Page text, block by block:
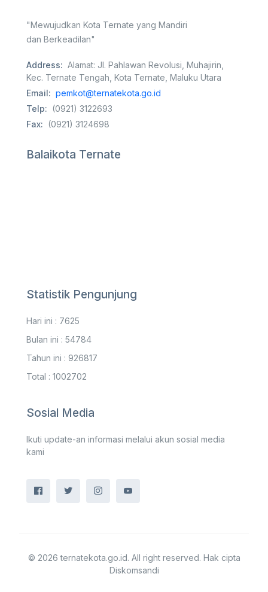
"Mewujudkan Kota Ternate yang Mandiri
dan Berkeadilan"
Address: Alamat: Jl. Pahlawan Revolusi, Muhajirin,
Kec. Ternate Tengah, Kota Ternate, Maluku Utara
Email: pemkot@ternatekota.go.id
Telp: (0921) 3122693
Fax: (0921) 3124698
Balaikota Ternate
Statistik Pengunjung
Hari ini : 7625
Bulan ini : 54784
Tahun ini : 926817
Total : 1002702
Sosial Media
Ikuti update-an informasi melalui akun sosial media
kami
© 2026 ternatekota.go.id. All right reserved. Hak cipta
Diskomsandi